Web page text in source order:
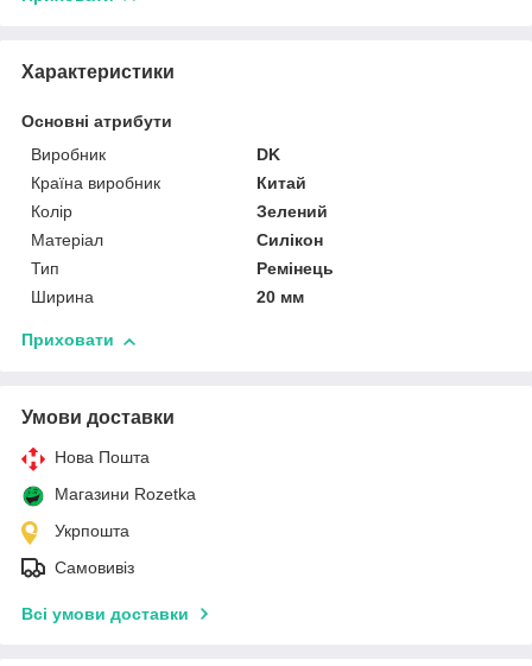
Характеристики
Основні атрибути
Виробник
DK
Країна виробник
Китай
Колір
Зелений
Матеріал
Силікон
Тип
Ремінець
Ширина
20 мм
Приховати
Умови доставки
Нова Пошта
Магазини Rozetka
Укрпошта
Самовивіз
Всі умови доставки